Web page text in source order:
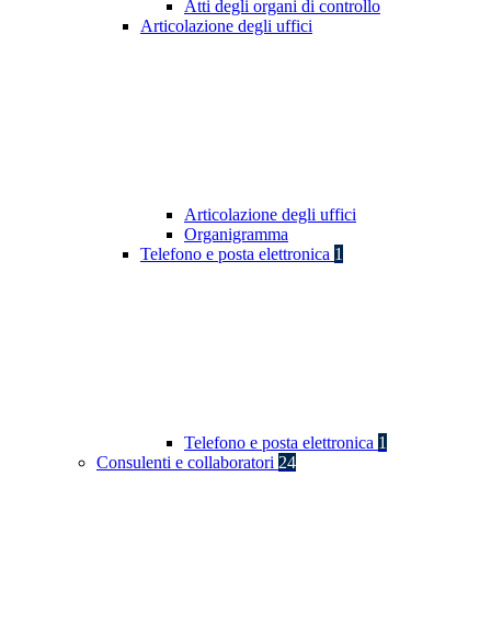
Atti degli organi di controllo
Articolazione degli uffici
Articolazione degli uffici
Organigramma
Telefono e posta elettronica 1
Telefono e posta elettronica 1
Consulenti e collaboratori 24